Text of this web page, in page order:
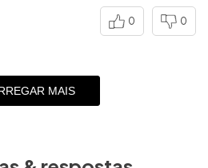
0 0
MAIS